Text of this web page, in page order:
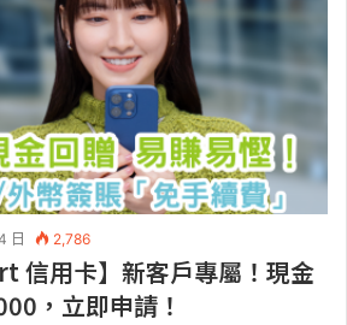
日 2,786
信用卡】新客戶專屬！現金
，立即申請！